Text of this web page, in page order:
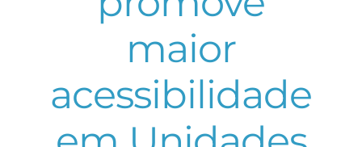
maior
acessibilidade